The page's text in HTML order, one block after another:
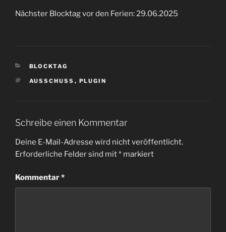
Nächster Blocktag vor den Ferien: 29.06.2025
KATEGORIEN
BLOCKTAG
SCHLAGWÖRTER
AUSSCHUSS , PLUGIN
Schreibe einen Kommentar
Deine E-Mail-Adresse wird nicht veröffentlicht.
Erforderliche Felder sind mit* markiert
Kommentar*